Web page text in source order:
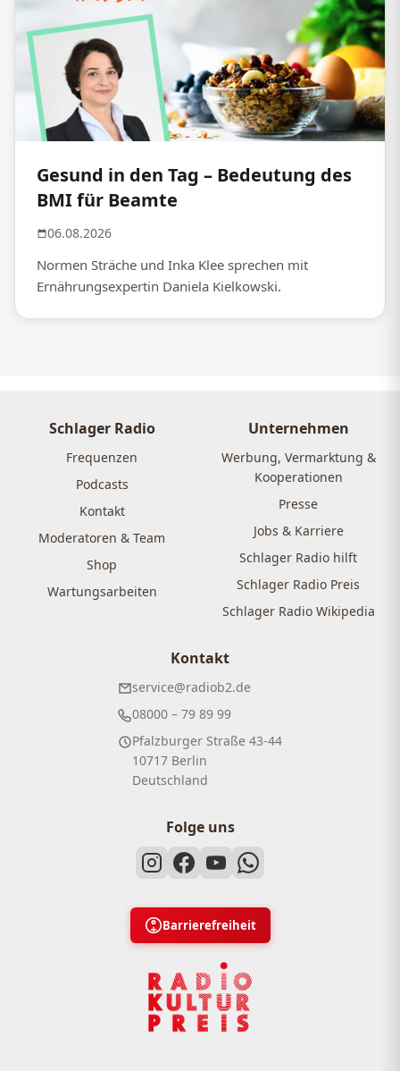
Gesund in den Tag – Bedeutung des
BMI für Beamte
06.08.2026
Normen Sträche und Inka Klee sprechen mit
Ernährungsexpertin Daniela Kielkowski.
Schlager Radio
Frequenzen
Podcasts
Kontakt
Moderatoren & Team
Shop
Wartungsarbeiten
Unternehmen
Werbung, Vermarktung &
Kooperationen
Presse
Jobs & Karriere
Schlager Radio hilft
Schlager Radio Preis
Schlager Radio Wikipedia
Kontakt
service@radiob2.de
08000 – 79 89 99
Pfalzburger Straße 43-44
10717 Berlin
Deutschland
Folge uns
Barrierefreiheit